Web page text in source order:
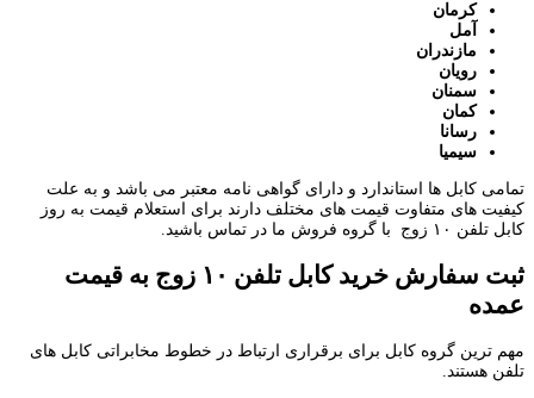
کرمان
آمل
مازندران
رویان
سمنان
کمان
رسانا
سیمیا
تمامی کابل ها استاندارد و دارای گواهی نامه معتبر می باشد و به علت
کیفیت های متفاوت قیمت های مختلف دارند برای استعلام قیمت به روز
کابل تلفن ۱۰ زوج با گروه فروش ما در تماس باشید.
ثبت سفارش خرید کابل تلفن ۱۰ زوج به قیمت
عمده
مهم ترین گروه کابل برای برقراری ارتباط در خطوط مخابراتی کابل های
تلفن هستند.